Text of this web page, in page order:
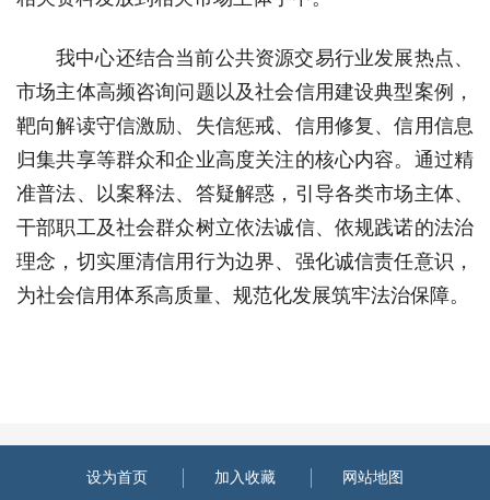
我中心还结合当前公共资源交易行业发展热点、
市场主体高频咨询问题以及社会信用建设典型案例，
靶向解读守信激励、失信惩戒、信用修复、信用信息
归集共享等群众和企业高度关注的核心内容。通过精
准普法、以案释法、答疑解惑，引导各类市场主体、
干部职工及社会群众树立依法诚信、依规践诺的法治
理念，切实厘清信用行为边界、强化诚信责任意识，
为社会信用体系高质量、规范化发展筑牢法治保障。
设为首页 加入收藏 网站地图